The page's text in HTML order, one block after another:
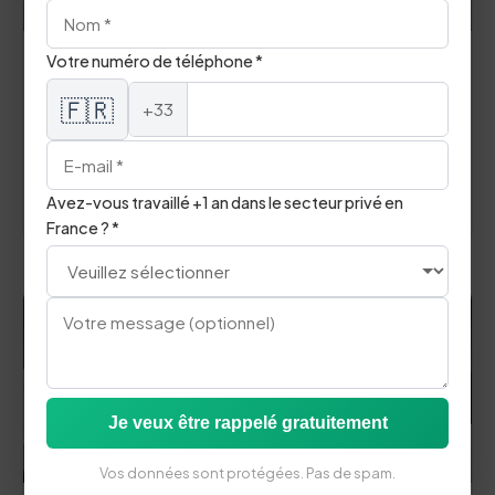
Grammaire
Les Utilisations de Yet
Comment utiliser yet correctement.
Lire l'articlearrow_forward
Votre numéro de téléphone *
🇫🇷 +33
Avez-vous travaillé +1 an dans le secteur privé en
France ? *
Je veux être rappelé gratuitement
Vos données sont protégées. Pas de spam.